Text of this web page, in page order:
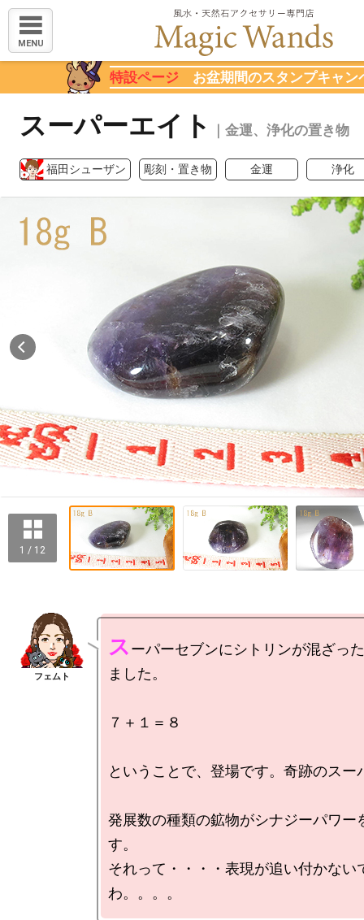
MENU
特設ページ お盆期間のスタンプキャン
スーパーエイト ｜金運、浄化の置き物
福田シューザン 彫刻・置き物 金運 浄化
1 / 12
スーパーセブンにシトリンが混ざっ
ました。
７＋１＝８
ということで、登場です。奇跡のスー
発展数の種類の鉱物がシナジーパワー
す。
それって・・・・表現が追い付かない